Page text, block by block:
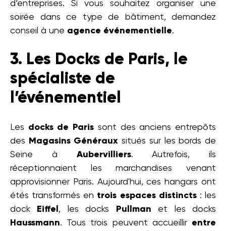
d’entreprises. Si vous souhaitez organiser une
soirée dans ce type de bâtiment, demandez
conseil à une agence événementielle.
3. Les Docks de Paris, le
spécialiste de
l’événementiel
Les docks de Paris sont des anciens entrepôts
des
Magasins Généraux situés sur les bords de
Seine à Aubervilliers. Autrefois, ils
réceptionnaient les marchandises venant
approvisionner Paris. Aujourd'hui, ces hangars ont
étés transformés en trois espaces distincts: les
dock
Eiffel , les docks Pullman et les docks
Haussmann. Tous trois peuvent accueillir entre